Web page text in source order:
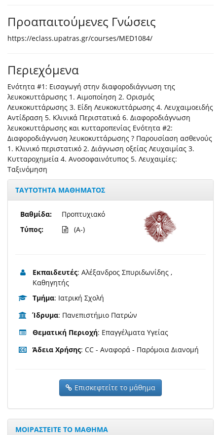
Προαπαιτούμενες Γνώσεις
https://eclass.upatras.gr/courses/MED1084/
Περιεχόμενα
Ενότητα #1: Εισαγωγή στην διαφοροδιάγνωση της
λευκοκυττάρωσης 1. Αιμοποίηση 2. Ορισμός
Λευκοκυττάρωσης 3. Είδη Λευκοκυττάρωσης 4. Λευχαιμοειδής
Αντίδραση 5. Κλινικά Περιστατικά 6. Διαφοροδιάγνωση
λευκοκυττάρωσης και κυτταροπενίας Ενότητα #2:
Διαφοροδιάγνωση λευκοκυττάρωσης ? Παρουσίαση ασθενούς
1. Κλινικό περιστατικό 2. Διάγνωση οξείας Λευχαιμίας 3.
Κυτταροχημεία 4. Ανοσοφαινότυπος 5. Λευχαιμίες:
Ταξινόμηση
ΤΑΥΤΟΤΗΤΑ ΜΑΘΗΜΑΤΟΣ
Βαθμίδα:
Τύπος:
Προπτυχιακό
(A-)
Εκπαιδευτές: Αλέξανδρος Σπυριδωνίδης ,
Καθηγητής
Τμήμα: Ιατρική Σχολή
Ίδρυμα: Πανεπιστήμιο Πατρών
Θεματική Περιοχή: Επαγγέλματα Υγείας
Άδεια Χρήσης: CC - Αναφορά - Παρόμοια Διανομή
Επισκεφτείτε το μάθημα
ΜΟΙΡΑΣΤΕΙΤΕ ΤΟ ΜΑΘΗΜΑ